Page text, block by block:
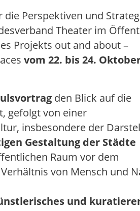
Perspektiven und
Theater im
Projekts out and about –
vom 22. bis 24.
den Blick auf die
gefolgt von einer
insbesondere der
Gestaltung der Städte
Raum vor dem
von Mensch und
und